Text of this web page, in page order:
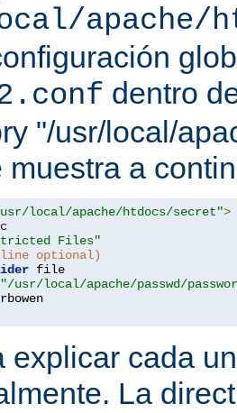
apache/
dentro
"/usr/local/
muestra a
local/apache/htdocs/secret">
Files"
optional)
"/usr/local/apache/passwd/
explicar cada
La